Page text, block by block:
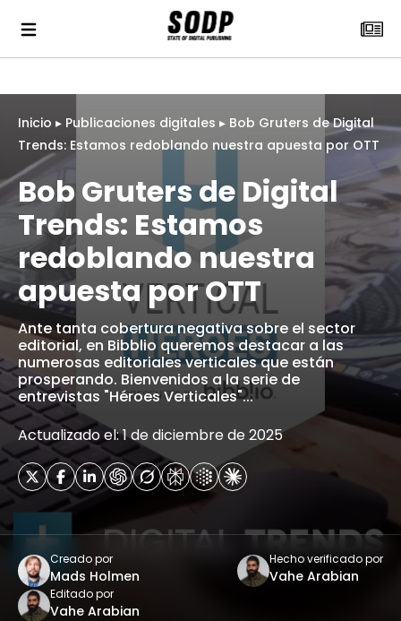
Inicio ▸ Publicaciones digitales ▸ Bob Gruters de Digital
Trends: Estamos redoblando nuestra apuesta por OTT
Bob Gruters de Digital
Trends: Estamos
redoblando nuestra
apuesta por OTT
Ante tanta cobertura negativa sobre el sector
editorial, en Bibblio queremos destacar a las
numerosas editoriales verticales que están
prosperando. Bienvenidos a la serie de
entrevistas "Héroes Verticales"...
Actualizado el: 1 de diciembre de 2025
Creado por
Mads Holmen
Hecho verificado por
Vahe Arabian
Editado por
Vahe Arabian